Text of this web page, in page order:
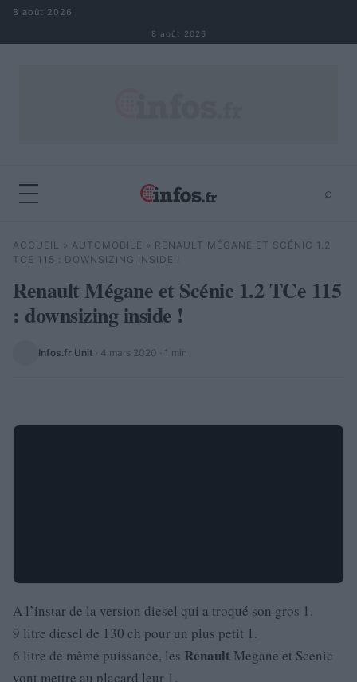
Aller au contenu
8 août 2026
8 août 2026
⌕
Rechercher ⌕ ×
ACCUEIL » AUTOMOBILE » RENAULT MÉGANE ET SCÉNIC 1.2
TCE 115 : DOWNSIZING INSIDE !
Renault Mégane et Scénic 1.2 TCe 115
: downsizing inside !
Infos.fr Unit · 4 mars 2020 · 1 min
A l’instar de la version diesel qui a troqué son gros 1.
9 litre diesel de 130 ch pour un plus petit 1.
6 litre de même puissance, les Renault Megane et Scenic
vont mettre au placard leur 1.